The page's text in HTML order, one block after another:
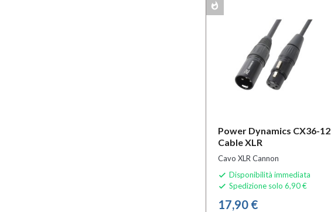
Power Dynamics CX36-12
Cable XLR
Cavo XLR Cannon
 Disponibilità immediata
 Spedizione solo 6,90 €
17,90 €
whatshot